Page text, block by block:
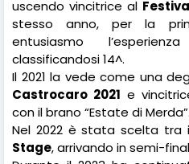
uscendo vincitrice al
stesso anno, per la
entusiasmo
classificandosi 14^.
Il 2021 la vede come una
Castrocaro 2021 e
con il brano “Estate di Merda”.
Nel 2022 è stata scelta tra
Stage, arrivando in semi-